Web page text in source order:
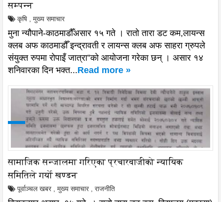
सम्पन्न
कृषि मुख्य समाचार
मुना न्यौपाने-काठमाडौँअसार १५ गते । रातो तारा डट कम,लायन्स
क्लब अफ काठमाडौँ इन्द्रावती र लायन्स क्लब अफ साहरा ग्रुपले
संयुक्त रुपमा रोपाइँ जात्रा”को आयोजना गरेका छन् । असार १४
शनिवारका दिन भक्त...Read more »
सामाजिक सन्जालमा गरिएका प्रचारवाजीको न्यायिक
समितिले गर्यो खण्डन
पूर्वाञ्चल खबर मुख्य समाचार राजनीति